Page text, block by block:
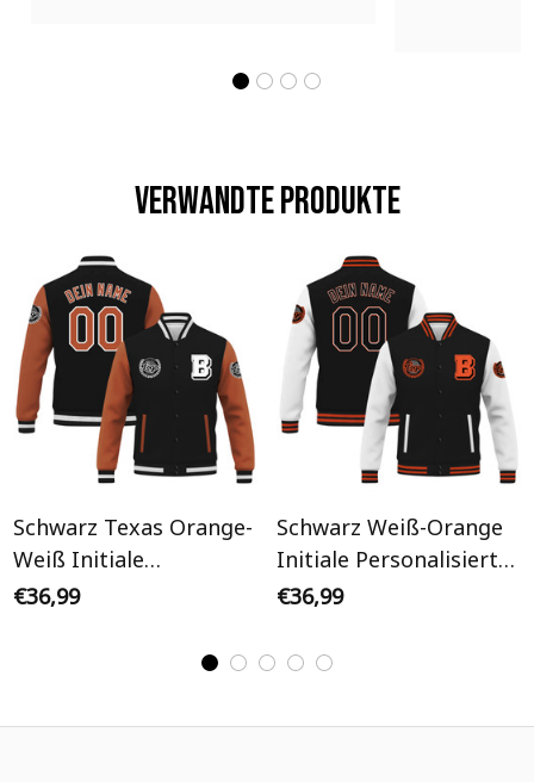
Verwandte Produkte
Schwarz Texas Orange-
Weiß Initiale
Personalisiertes Varsity
€36,99
Schwarz Weiß-Orange
Initiale Personalisiertes
Varsity College Jacke
€36,99